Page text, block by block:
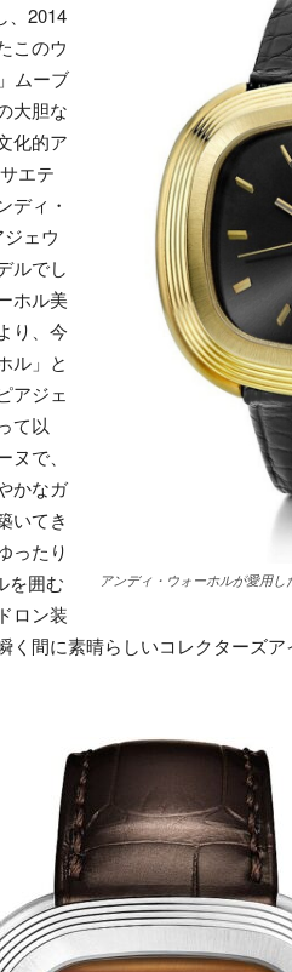
アンディ・ウォーホルが愛用し
、2014
このウ
ムーブ
大胆な
化的ア
エテ
ディ・
ェウ
ルでし
ホル美
り、今
ル」と
アジェ
て以
で、
かなガ
いてき
ったり
を囲む
ロン装
間に素晴らしいコレクターズア